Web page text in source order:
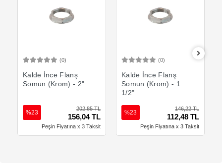
(0)
Kalde İnce Flanş
Somun (Krom) - 2"
202,85 TL
156,04 TL
%23
Peşin Fiyatına x 3 Taksit
(0)
Kalde İnce Flanş
Somun (Krom) - 1
1/2"
146,22 TL
112,48 TL
%23
Peşin Fiyatına x 3 Taksit